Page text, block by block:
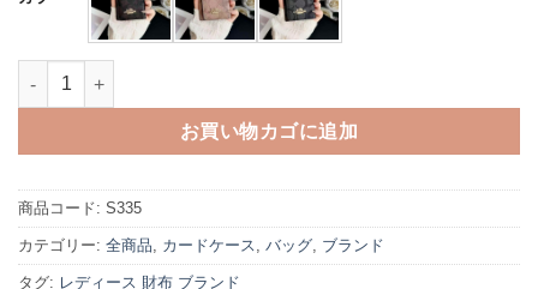
カード ケース ブランド ハイ ブランド 名刺 入れ メンズ カードケ
お買い物カゴに追加
商品コード: S335
カテゴリー: 全商品, カードケース, バッグ, ブランド
タグ: レディース 財布 ブランド